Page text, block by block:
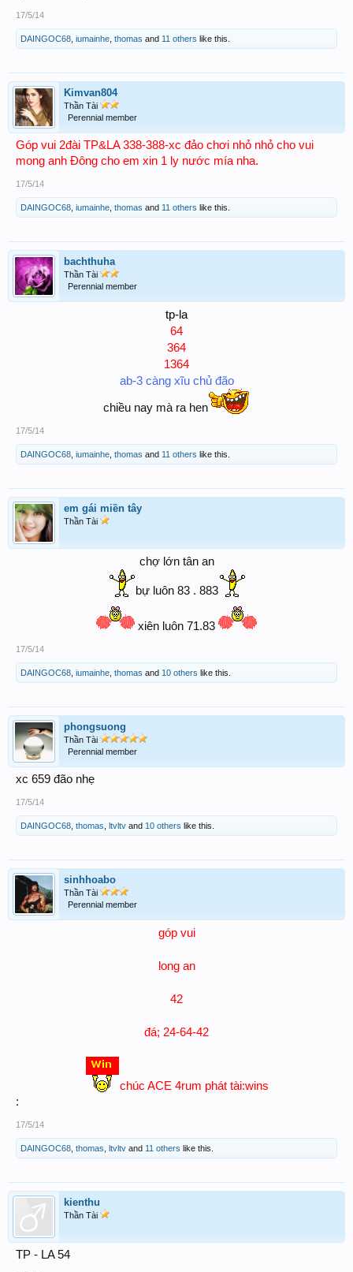
17/5/14
DAINGOC68 iumainhe thomas and 11 others like this.
Kimvan804
Thần Tài
Perennial member
Góp vui 2đài TP&LA 338-388-xc đảo chơi nhỏ nhỏ cho vui
mong anh Đông cho em xin 1 ly nước mía nha.
17/5/14
DAINGOC68 iumainhe thomas and 11 others like this.
bachthuha
Thần Tài
Perennial member
tp-la
64
364
1364
ab-3 càng xĩu chủ đão
chiều nay mà ra hen
17/5/14
DAINGOC68 iumainhe thomas and 11 others like this.
em gái miền tây
Thần Tài
chợ lớn tân an
bự luôn 83 . 883
xiên luôn 71.83
17/5/14
DAINGOC68 iumainhe thomas and 10 others like this.
phongsuong
Thần Tài
Perennial member
xc 659 đão nhẹ
17/5/14
DAINGOC68 thomas ltvltv and 10 others like this.
sinhhoabo
Thần Tài
Perennial member
góp vui
long an
42
đá; 24-64-42
chúc ACE 4rum phát tài:wins
:
17/5/14
DAINGOC68 thomas ltvltv and 11 others like this.
kienthu
Thần Tài
TP - LA 54